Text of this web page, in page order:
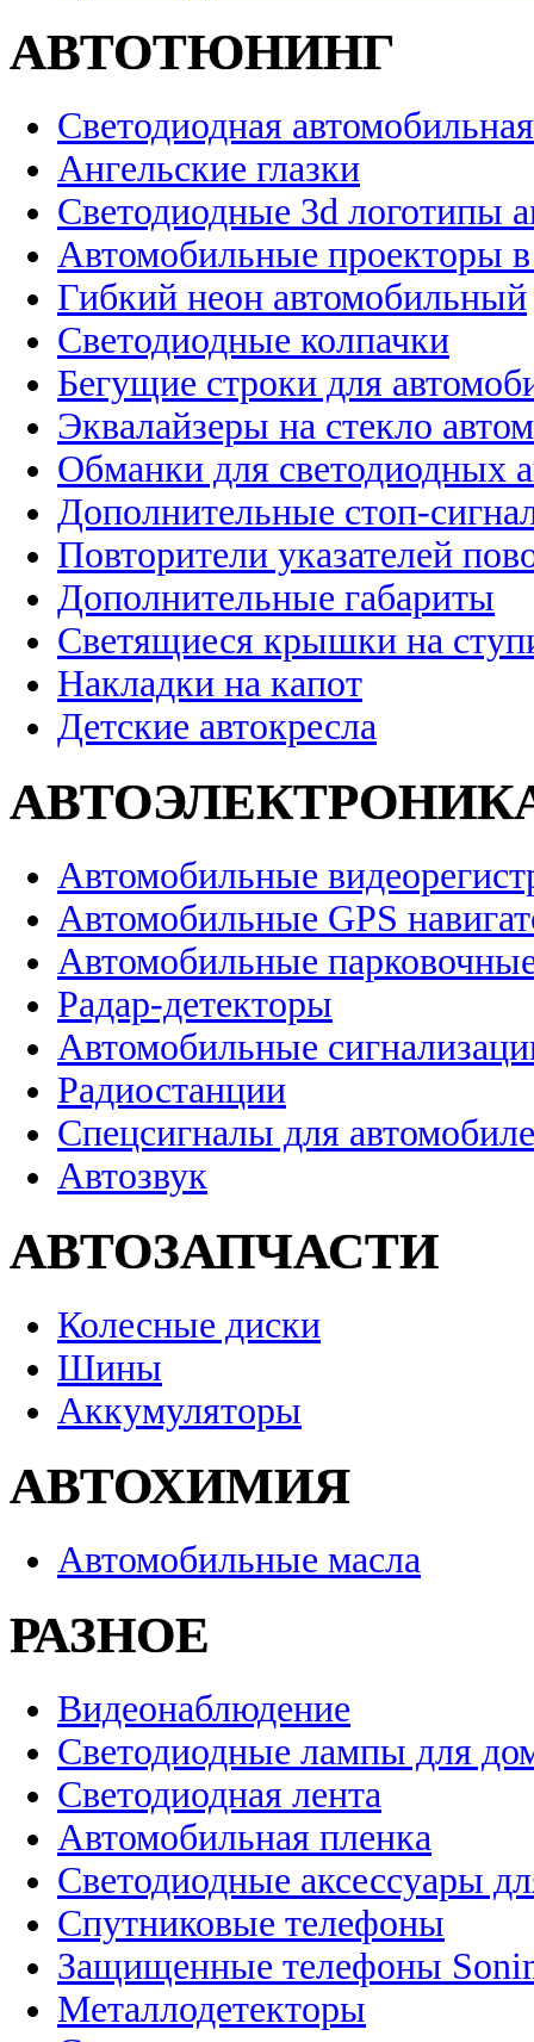
АВТОТЮНИНГ
Светодиодная
Ангельские глазки
Светодиодные 3d логотипы
Автомобильные проекторы
Гибкий неон автомобильный
Светодиодные колпачки
Бегущие строки для
Эквалайзеры на стекло
Обманки для светодиодных
Дополнительные стоп-
Повторители указателей
Дополнительные габариты
Светящиеся крышки на
Накладки на капот
Детские автокресла
Автомобильные
Автомобильные GPS
Автомобильные
Радар-детекторы
Автомобильные
Радиостанции
Спецсигналы для
Автозвук
АВТОЗАПЧАСТИ
Колесные диски
Шины
Аккумуляторы
АВТОХИМИЯ
Автомобильные масла
РАЗНОЕ
Видеонаблюдение
Светодиодные лампы для
Светодиодная лента
Автомобильная пленка
Светодиодные аксессуары
Спутниковые телефоны
Защищенные телефоны
Металлодетекторы